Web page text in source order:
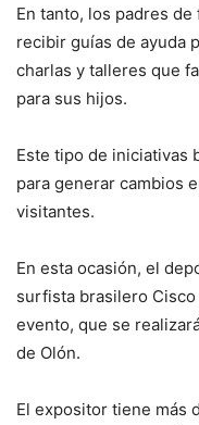
En tanto, los padres
recibir guías de ayuda
charlas y talleres que
para sus hijos.
Este tipo de iniciativas
para generar cambios
visitantes.
En esta ocasión, el
surfista brasilero
evento, que se
de Olón.
El expositor tiene más